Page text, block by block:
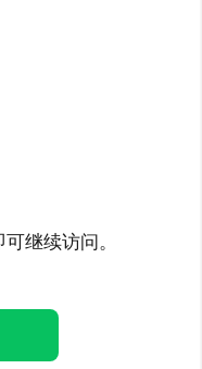
继续访问。